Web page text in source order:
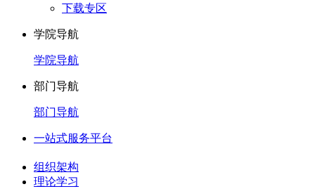
下载专区
学院导航
学院导航
部门导航
部门导航
一站式服务平台
组织架构
理论学习